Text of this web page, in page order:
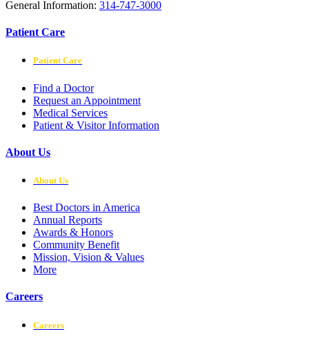
General Information: 314-747-3000
Patient Care
Patient Care
Find a Doctor
Request an Appointment
Medical Services
Patient & Visitor Information
About Us
About Us
Best Doctors in America
Annual Reports
Awards & Honors
Community Benefit
Mission, Vision & Values
More
Careers
Careers